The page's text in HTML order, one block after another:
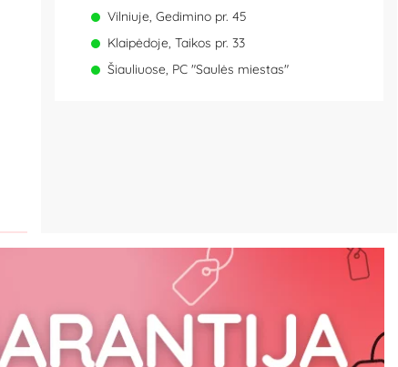
Vilniuje, Gedimino pr. 45
Klaipėdoje, Taikos pr. 33
Šiauliuose, PC "Saulės miestas"